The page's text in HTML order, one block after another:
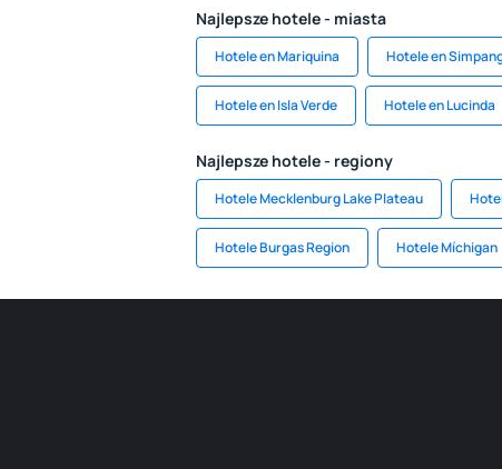
Najlepsze hotele - miasta
Hotele en Mariquina Hotele en
Hotele en Isla Verde Hotele en Lucinda
Najlepsze hotele - regiony
Hotele Mecklenburg Lake Plateau
Hotele Burgas Region Hotele Míchigan